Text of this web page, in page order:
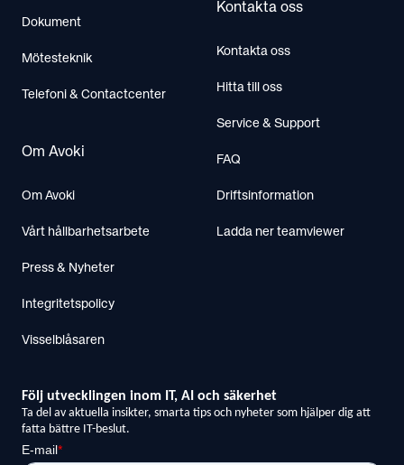
Dokument
Mötesteknik
Telefoni & Contactcenter
Om Avoki
Om Avoki
Vårt hållbarhetsarbete
Press & Nyheter
Integritetspolicy
Visselblåsaren
Kontakta oss
Kontakta oss
Hitta till oss
Service & Support
FAQ
Driftsinformation
Ladda ner teamviewer